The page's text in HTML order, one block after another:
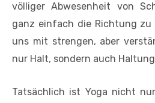
völliger Abwesenheit von
ganz einfach die Richtung zu
uns mit strengen, aber
nur Halt, sondern auch
Tatsächlich ist Yoga nicht